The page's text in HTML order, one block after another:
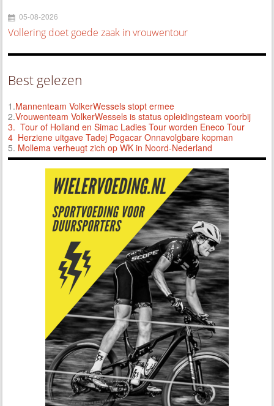
05-08-2026
Vollering doet goede zaak in vrouwentour
Best gelezen
1.Mannenteam VolkerWessels stopt ermee
2.Vrouwenteam VolkerWessels is status opleidingsteam voorbij
3. Tour of Holland en Simac Ladies Tour worden Eneco Tour
4 Herziene uitgave Tadej Pogacar Onnavolgbare kopman
5. Mollema verheugt zich op WK in Noord-Nederland